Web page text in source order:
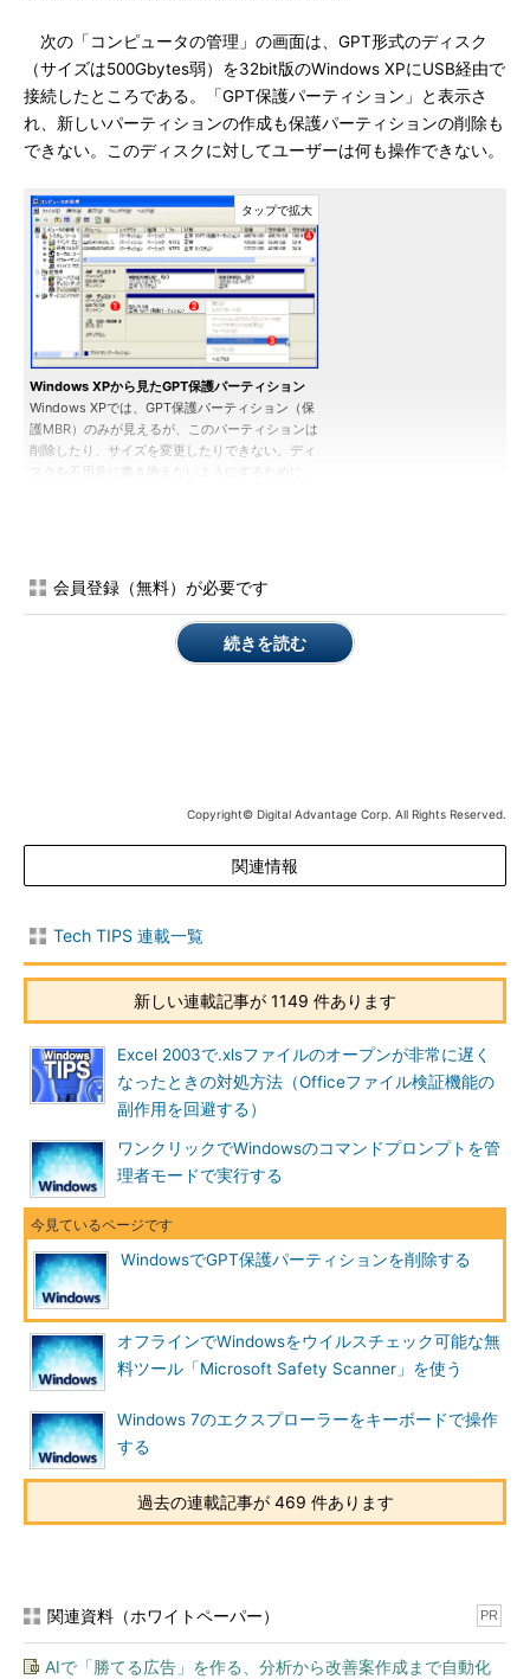
次の「コンピュータの管理」の画面は、GPT形式のディスク
（サイズは500Gbytes弱）を32bit版のWindows XPにUSB経由で
接続したところである。「GPT保護パーティション」と表示さ
れ、新しいパーティションの作成も保護パーティションの削除も
できない。このディスクに対してユーザーは何も操作できない。
Windows XPから見たGPT保護パーティション
Windows XPでは、GPT保護パーティション（保
護MBR）のみが見えるが、このパーティションは
削除したり、サイズを変更したりできない。ディ
スクを不用意に書き換えないようにするために、
ディスクでのみ使われることが多い。32bit版のWi
ndows XPやそれ以前のWindows OSではGPT方式
はサポートされていない（サポートはされていな
いが、このように「GPT保護パーティション」と
るが、ここで新たにパーティションを確保するこ
形式のディスクの先頭に書き込まれている、特別なパーティショ
ン・データのことである。GPT形式を理解しないツールなどが間
違ってGPT形式のディスクに書き込まないように、ディスク全体
がすでに確保済みパーティションに見えるようにして、ディスク
を保護している。このディスクをGPT方式でアクセスするとパー
ティションを操作できるが、MBR方式でアクセスすると何も操作
できない。
このようなディスクをWindows XPで利用したければ（通常の
MBR方式で管理させたければ）、ディスクの管理情報を削除して
未使用状態に戻せばよい（もちろんパーティションに保存されて
いたデータにはアクセスできなくなる）。本TIPSでは、その手
順を解説する。
操作方法
ディスクの管理情報をすべて削除して、完全に初期化するに
は、diskpartコマンドを利用する。
まずコマンド・プロンプトを開き、「diskpart」コマンドを起
動する。そして「list disk」でディスクの一覧を確認後、「sel
」でディスクを選択して（ ＜数字＞
したディスクの番号を指定する。間違えないように注意）、
C:\>diskpart …コマンドの起動
会員登録（無料）が必要です
続きを読む
Copyright© Digital Advantage Corp. All Rights Reserved.
関連情報
Tech TIPS 連載一覧
新しい連載記事が 1149 件あります
Excel 2003で.xlsファイルのオープンが非常に遅く
なったときの対処方法（Officeファイル検証機能の
副作用を回避する）
ワンクリックでWindowsのコマンドプロンプトを管
理者モードで実行する
WindowsでGPT保護パーティションを削除する
オフラインでWindowsをウイルスチェック可能な無
料ツール「Microsoft Safety Scanner」を使う
Windows 7のエクスプローラーをキーボードで操作
する
過去の連載記事が 469 件あります
関連資料（ホワイトペーパー） PR
AIで「勝てる広告」を作る、分析から改善案作成まで自動化